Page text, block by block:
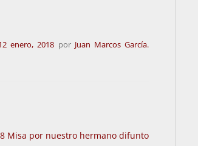
enero, 2018 por Juan Marcos García.
Misa por nuestro hermano difunto